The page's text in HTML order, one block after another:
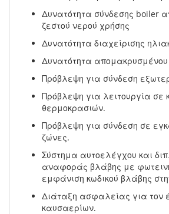
Δυνατότητα σύνδεσης boiler
ζεστού νερού χρήσης
Δυνατότητα διαχείρισης
Δυνατότητα
Πρόβλεψη για σύνδεση
Πρόβλεψη για λειτουργία σε
θερμοκρασιών.
Πρόβλεψη για σύνδεση σε
ζώνες.
Σύστημα αυτοελέγχου και
αναφοράς βλάβης με
εμφάνιση κωδικού βλάβης
Διάταξη ασφαλείας για τον
καυσαερίων.